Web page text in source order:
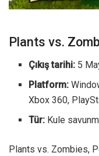
Plants vs.
Çıkış tarihi: 5
Platform:
Xbox 360,
Tür: Kule
Plants vs. Zombies,